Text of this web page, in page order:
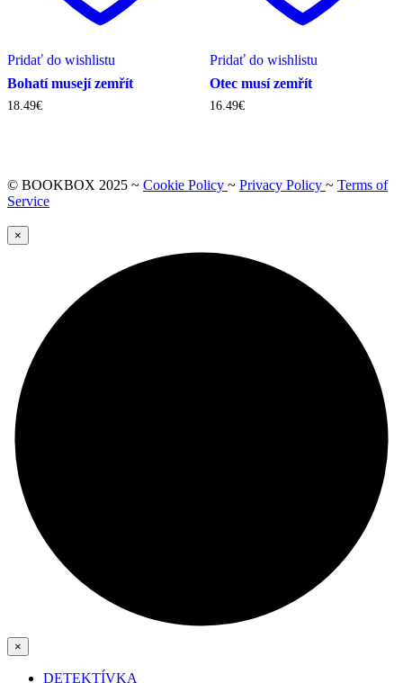
Pridať do wishlistu
Bohatí musejí zemřít
18.49€
Pridať do wishlistu
Otec musí zemřít
16.49€
© BOOKBOX 2025 ~ Cookie Policy ~ Privacy Policy ~ Terms of
Service
×
×
DETEKTÍVKA